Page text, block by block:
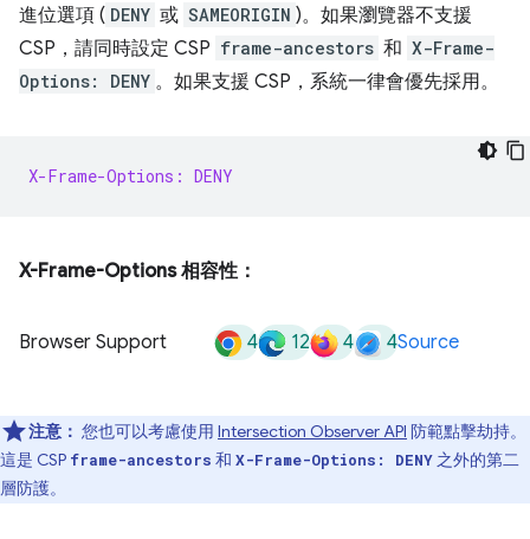
進位選項 ( DENY 或 SAMEORIGIN )。如果瀏覽器不支援
CSP，請同時設定 CSP frame-ancestors 和 X-Frame-
Options: DENY 。如果支援 CSP，系統一律會優先採用。
X-Frame-Options: DENY
X-Frame-Options 相容性：
Browser Support 4 12 4 4Source
注意： 您也可以考慮使用 Intersection Observer API 防範點擊劫持。
這是 CSP frame-ancestors 和 X-Frame-Options: DENY 之外的第二
層防護。